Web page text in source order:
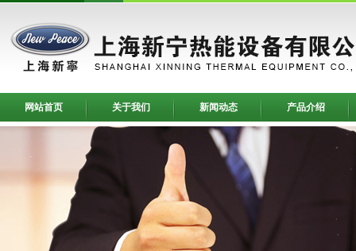
网站首页 关于我们 新闻动态 产品介绍